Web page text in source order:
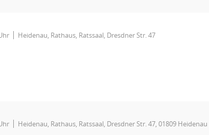
Heidenau, Rathaus, Ratssaal, Dresdner Str. 47
Heidenau, Rathaus, Ratssaal, Dresdner Str. 47, 01809 Heidenau